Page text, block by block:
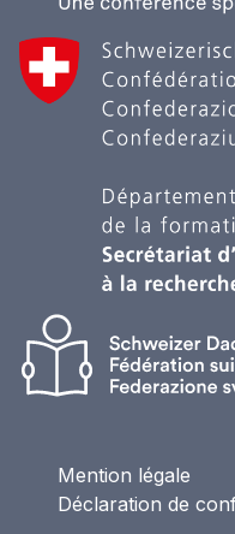
Mention légale
Déclaration de